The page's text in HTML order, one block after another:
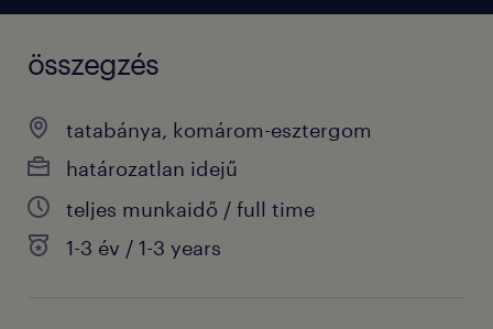
összegzés
tatabánya, komárom-esztergom
határozatlan idejű
teljes munkaidő / full time
1-3 év / 1-3 years